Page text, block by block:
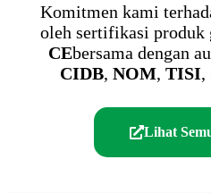
Komitmen kami
oleh sertifikasi produk
CEbersama dengan
CIDB, NOM, TISI,
Lihat